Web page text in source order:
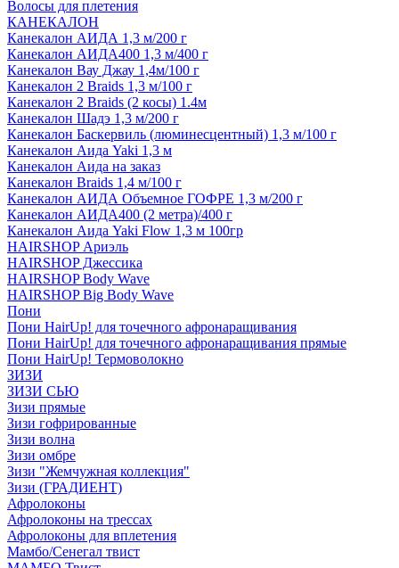
Волосы для плетения
КАНЕКАЛОН
Канекалон АИДА 1,3 м/200 г
Канекалон АИДА400 1,3 м/400 г
Канекалон Вау Джау 1,4м/100 г
Канекалон 2 Braids 1,3 м/100 г
Канекалон 2 Braids (2 косы) 1.4м
Канекалон Шадэ 1,3 м/200 г
Канекалон Баскервиль (люминесцентный) 1,3 м/100 г
Канекалон Аида Yaki 1,3 м
Канекалон Аида на заказ
Канекалон Braids 1,4 м/100 г
Канекалон АИДА Объемное ГОФРЕ 1,3 м/200 г
Канекалон АИДА400 (2 метра)/400 г
Канекалон Аида Yaki Flow 1,3 м 100гр
HAIRSHOP Ариэль
HAIRSHOP Джессика
HAIRSHOP Body Wave
HAIRSHOP Big Body Wave
Пони
Пони HairUp! для точечного афронаращивания
Пони HairUp! для точечного афронаращивания прямые
Пони HairUp! Термоволокно
ЗИЗИ
ЗИЗИ СЬЮ
Зизи прямые
Зизи гофрированные
Зизи волна
Зизи омбре
Зизи "Жемчужная коллекция"
Зизи (ГРАДИЕНТ)
Афролоконы
Афролоконы на трессах
Афролоконы для вплетения
Мамбо/Сенегал твист